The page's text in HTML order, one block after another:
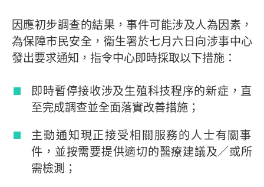
因應初步調查的結果，事件可能涉及人為因素，
為保障市民安全，衞生署於七月六日向涉事中心
發出要求通知，指令中心即時採取以下措施：
即時暫停接收涉及生殖科技程序的新症，直
至完成調查並全面落實改善措施；
主動通知現正接受相關服務的人士有關事
件，並按需要提供適切的醫療建議及／或所
需檢測；